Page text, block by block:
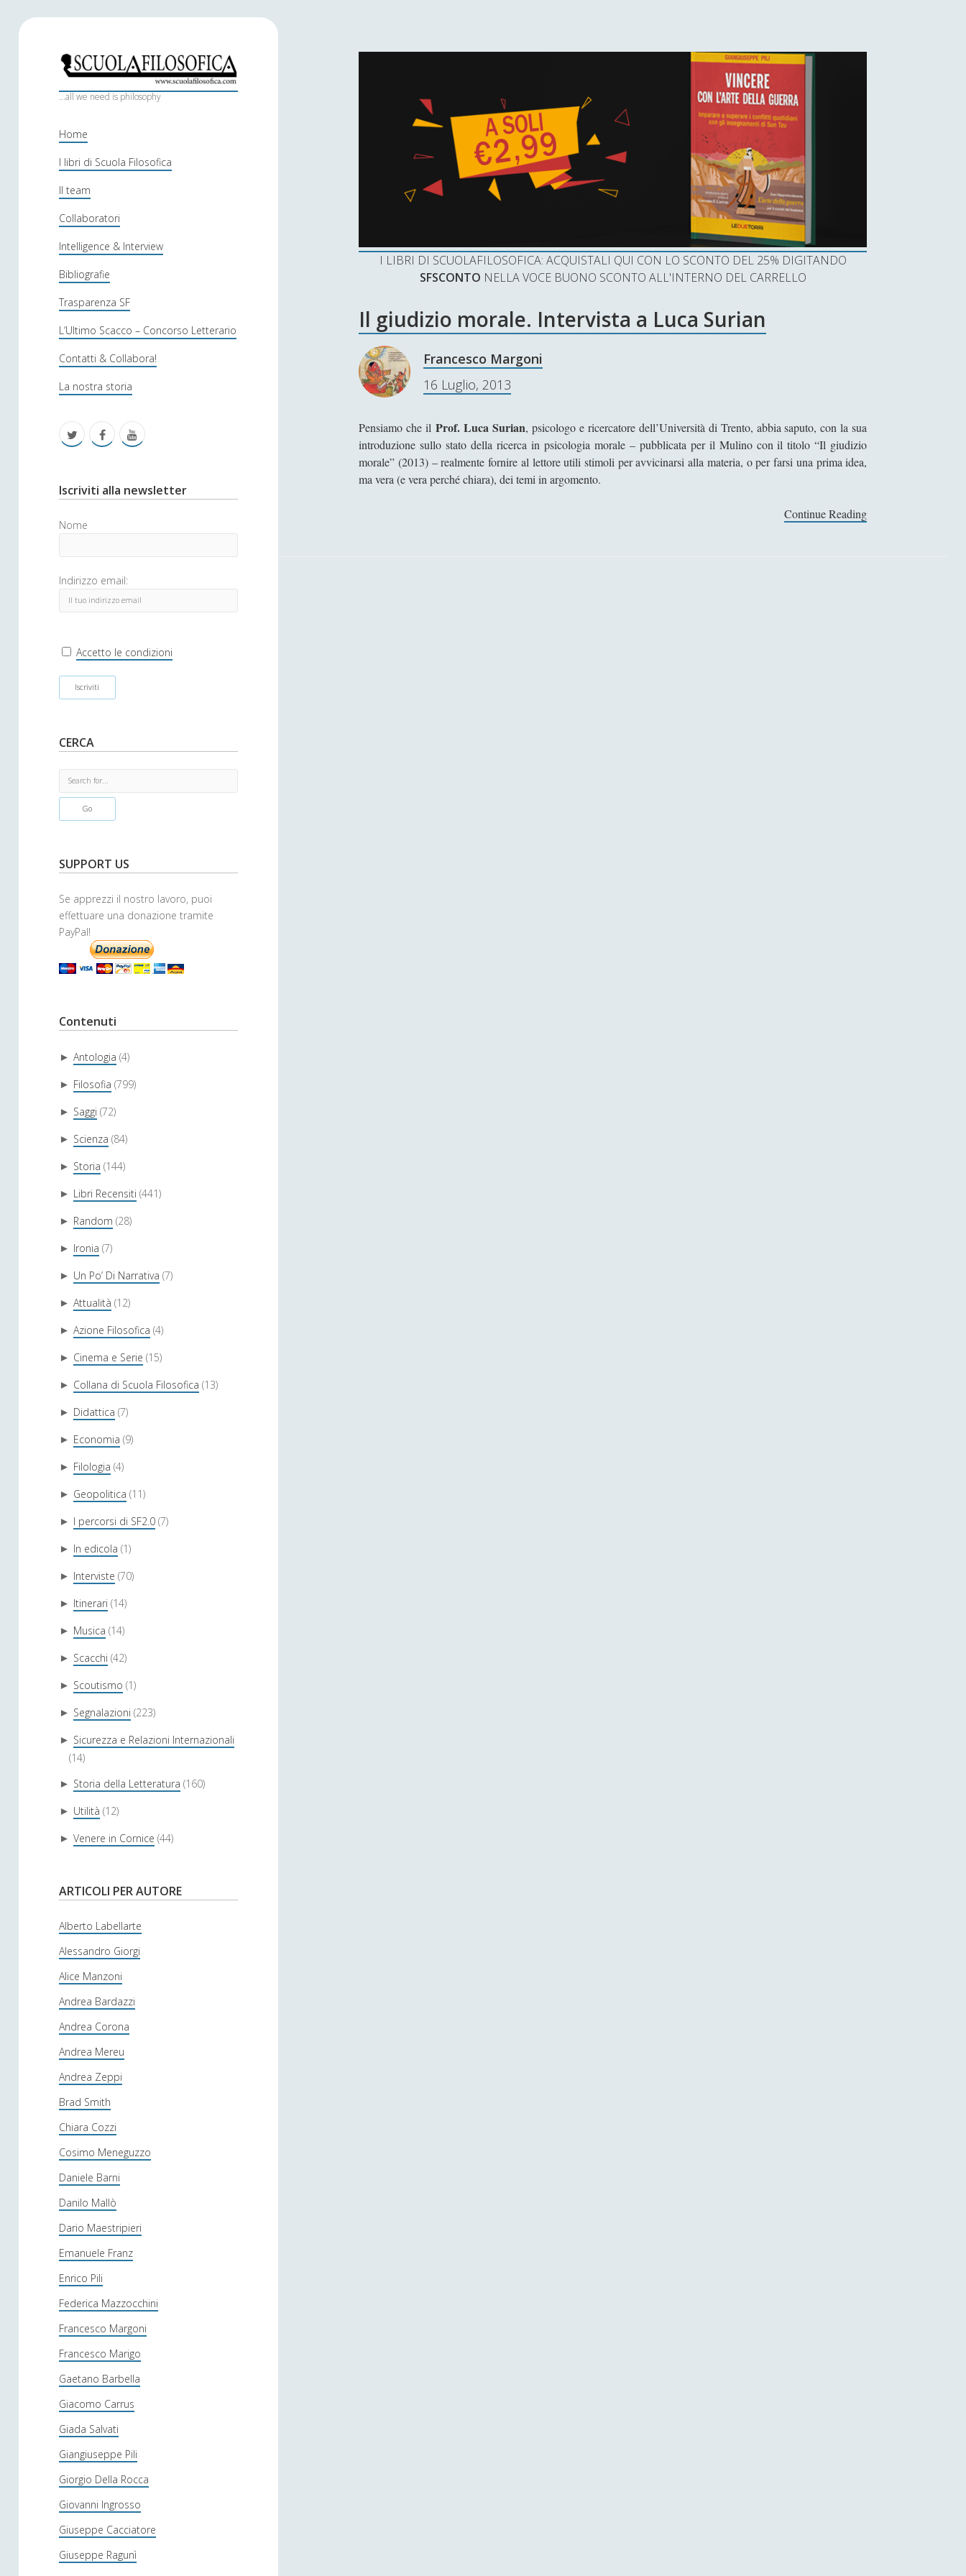
S
c
o
l
a
f
i
l
o
s
o
f
c
...all we need is philosophy
Home
I libri di Scuola Filosofica
Il team
Collaboratori
Intelligence & Interview
Bibliografie
Trasparenza SF
L’Ultimo Scacco – Concorso Letterario
Contatti & Collabora!
La nostra storia
i
t
r
f
c
b
o
k
u
u
e
S
i
e
b
r
Iscriviti alla newsletter
Nome
Indirizzo email:
Accetto le condizioni
CERCA
e
h
SUPPORT US
Se apprezzi il nostro lavoro, puoi
effettuare una donazione tramite
PayPal!
Contenuti
► Antologia (4)
► Filosofia (799)
► Saggi (72)
► Scienza (84)
► Storia (144)
► Libri Recensiti (441)
► Random (28)
► Ironia (7)
► Un Po’ Di Narrativa (7)
► Attualità (12)
► Azione Filosofica (4)
► Cinema e Serie (15)
► Collana di Scuola Filosofica (13)
► Didattica (7)
► Economia (9)
► Filologia (4)
► Geopolitica (11)
► I percorsi di SF2.0 (7)
► In edicola (1)
► Interviste (70)
► Itinerari (14)
► Musica (14)
► Scacchi (42)
► Scoutismo (1)
► Segnalazioni (223)
► Sicurezza e Relazioni Internazionali
(14)
► Storia della Letteratura (160)
► Utilità (12)
► Venere in Cornice (44)
ARTICOLI PER AUTORE
Alberto Labellarte
Alessandro Giorgi
Alice Manzoni
Andrea Bardazzi
Andrea Corona
Andrea Mereu
Andrea Zeppi
Brad Smith
Chiara Cozzi
Cosimo Meneguzzo
Daniele Barni
Danilo Mallò
Dario Maestripieri
Emanuele Franz
Enrico Pili
Federica Mazzocchini
Francesco Margoni
Francesco Marigo
Gaetano Barbella
Giacomo Carrus
Giada Salvati
Giangiuseppe Pili
Giorgio Della Rocca
Giovanni Ingrosso
Giuseppe Cacciatore
Giuseppe Ragunì
I LIBRI DI SCUOLAFILOSOFICA: ACQUISTALI QUI CON LO SCONTO DEL 25% DIGITANDO
SFSCONTO NELLA VOCE BUONO SCONTO ALL'INTERNO DEL CARRELLO
Il giudizio morale. Intervista a Luca Surian
Francesco Margoni
16 Luglio, 2013
Pensiamo che il Prof. Luca Surian, psicologo e ricercatore dell’Università di Trento, abbia saputo, con la sua
introduzione sullo stato della ricerca in psicologia morale – pubblicata per il Mulino con il titolo “Il giudizio
morale” (2013) – realmente fornire al lettore utili stimoli per avvicinarsi alla materia, o per farsi una prima idea,
ma vera (e vera perché chiara), dei temi in argomento.
Continue Reading